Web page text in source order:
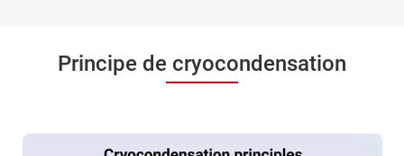
Principe de cryocondensation